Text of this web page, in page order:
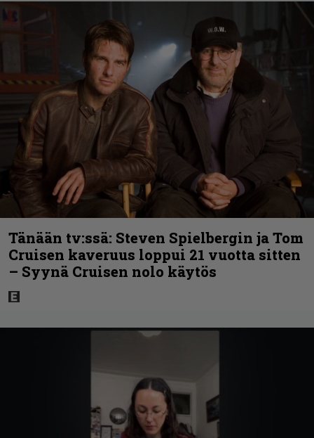
Tänään tv:ssä: Steven Spielbergin ja Tom
Cruisen kaveruus loppui 21 vuotta sitten
– Syynä Cruisen nolo käytös